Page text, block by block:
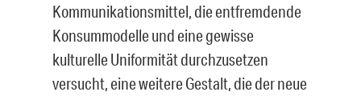
Kommunikationsmittel, die entfremdende
Konsummodelle und eine gewisse
kulturelle Uniformität durchzusetzen
versucht, eine weitere Gestalt, die der neue